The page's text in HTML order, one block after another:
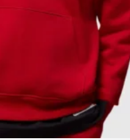
a
termékoldalon